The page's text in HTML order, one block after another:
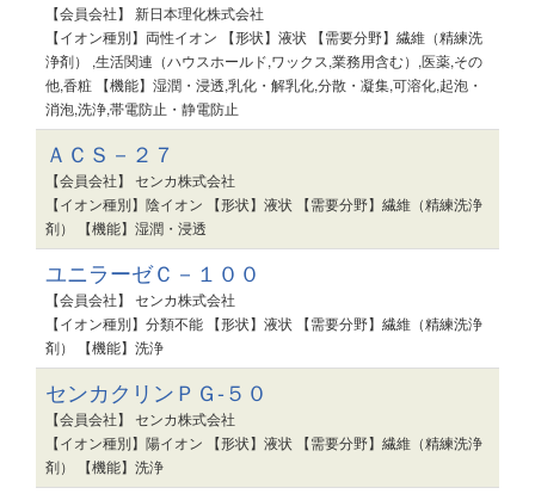
【会員会社】 新日本理化株式会社
【イオン種別】両性イオン 【形状】液状 【需要分野】繊維（精練洗
浄剤） ,生活関連（ハウスホールド,ワックス,業務用含む）,医薬,その
他,香粧 【機能】湿潤・浸透,乳化・解乳化,分散・凝集,可溶化,起泡・
消泡,洗浄,帯電防止・静電防止
ＡＣＳ－２７
【会員会社】 センカ株式会社
【イオン種別】陰イオン 【形状】液状 【需要分野】繊維（精練洗浄
剤） 【機能】湿潤・浸透
ユニラーゼＣ－１００
【会員会社】 センカ株式会社
【イオン種別】分類不能 【形状】液状 【需要分野】繊維（精練洗浄
剤） 【機能】洗浄
センカクリンＰＧ-５０
【会員会社】 センカ株式会社
【イオン種別】陽イオン 【形状】液状 【需要分野】繊維（精練洗浄
剤） 【機能】洗浄